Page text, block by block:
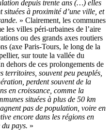
depuis trente ans (…) elles
situées à proximité d’une ville, et
» Clairement, les communes
les villes péri-urbaines de l’aire
ou des grands axes routiers
(axe Paris-Tours, le long de la
sur toute la vallée du
dehors de ces prolongements de
territoires, souvent peu peuplés,
perdent souvent de la
en croissance, comme la
situées à plus de 50 km
pas de population, voire en
encore dans les régions en
pays. »